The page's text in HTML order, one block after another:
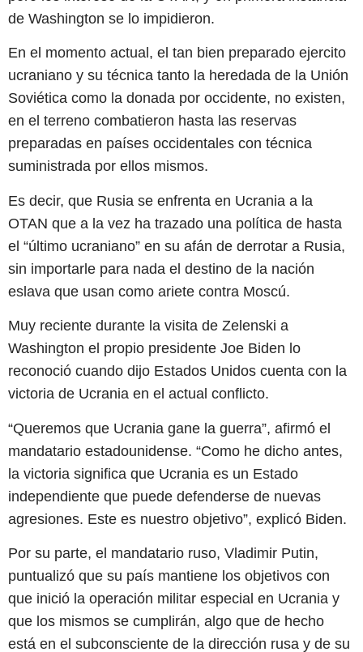
de Washington se lo impidieron.
En el momento actual, el tan bien preparado ejercito
ucraniano y su técnica tanto la heredada de la Unión
Soviética como la donada por occidente, no existen,
en el terreno combatieron hasta las reservas
preparadas en países occidentales con técnica
suministrada por ellos mismos.
Es decir, que Rusia se enfrenta en Ucrania a la
OTAN que a la vez ha trazado una política de hasta
el “último ucraniano” en su afán de derrotar a Rusia,
sin importarle para nada el destino de la nación
eslava que usan como ariete contra Moscú.
Muy reciente durante la visita de Zelenski a
Washington el propio presidente Joe Biden lo
reconoció cuando dijo Estados Unidos cuenta con la
victoria de Ucrania en el actual conflicto.
“Queremos que Ucrania gane la guerra”, afirmó el
mandatario estadounidense. “Como he dicho antes,
la victoria significa que Ucrania es un Estado
independiente que puede defenderse de nuevas
agresiones. Este es nuestro objetivo”, explicó Biden.
Por su parte, el mandatario ruso, Vladimir Putin,
puntualizó que su país mantiene los objetivos con
que inició la operación militar especial en Ucrania y
que los mismos se cumplirán, algo que de hecho
está en el subconsciente de la dirección rusa y de su